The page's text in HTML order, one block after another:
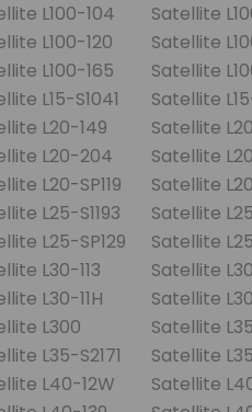
L100-104
Satellite
L100-120
Satellite
L100-165
Satellite
L15-S1041
Satellite
L20-149
Satellite
L20-204
Satellite
L20-SP119
Satellite
L25-S1193
Satellite
L25-SP129
Satellite
L30-113
Satellite
L30-11H
Satellite
L300
Satellite
L35-S2171
Satellite
L40-12W
Satellite